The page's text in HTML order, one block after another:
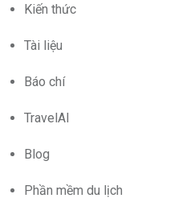
Kiến thức
Tài liệu
Báo chí
TravelAI
Blog
Phần mềm du lịch